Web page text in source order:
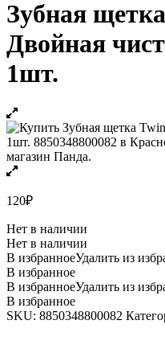
Зубная
Двойная
1шт.
120₽
Нет в наличии
Нет в наличии
В избранноеУдалить из
В избранное
В избранноеУдалить из
В избранное
SKU: 8850348800082